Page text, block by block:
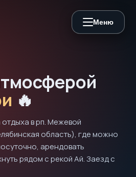
Меню
🔥
в рп. Межевой
область), где можно
арендовать
рядом с рекой Ай. Заезд с